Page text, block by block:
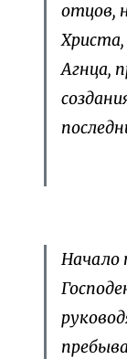
отцов,
Христа,
Агнца,
Начало